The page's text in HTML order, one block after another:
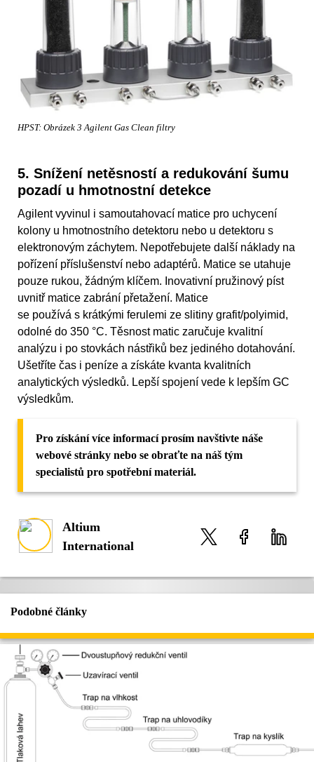
HPST: Obrázek 3 Agilent Gas Clean filtry
5. Snížení netěsností a redukování šumu
pozadí u hmotnostní detekce
Agilent vyvinul i samoutahovací matice pro uchycení
kolony u hmotnostního detektoru nebo u detektoru s
elektronovým záchytem. Nepotřebujete další náklady na
pořízení příslušenství nebo adaptérů. Matice se utahuje
pouze rukou, žádným klíčem. Inovativní pružinový píst
uvnitř matice zabrání přetažení. Matice
se používá s krátkými ferulemi ze slitiny grafit/polyimid,
odolné do 350 °C. Těsnost matic zaručuje kvalitní
analýzu i po stovkách nástřiků bez jediného dotahování.
Ušetříte čas i peníze a získáte kvanta kvalitních
analytických výsledků. Lepší spojení vede k lepším GC
výsledkům.
Pro získání více informací prosím navštivte náše
webové stránky nebo se obraťte na náš tým
specialistů pro spotřební materiál.
Altium
International
Podobné články